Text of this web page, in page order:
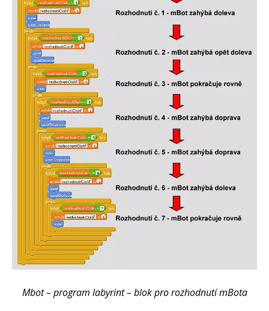
Mbot – program labyrint – blok pro rozhodnutí mBota